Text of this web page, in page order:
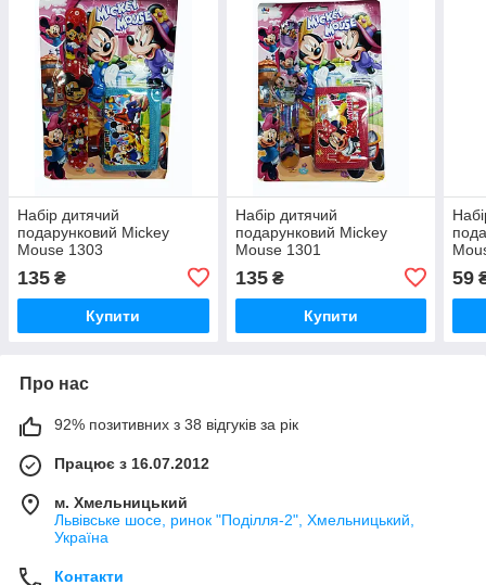
Набір дитячий
подарунковий Mickey
Mouse 1303
135 ₴
Купити
Набір дитячий
подарунковий Mickey
Mouse 1301
135₴
Купити
59
Про нас
92% позитивних з 38 відгуків за рік
Працює з 16.07.2012
м. Хмельницький
Львівське шосе, ринок "Поділля-2", Хмельницький,
Україна
Контакти